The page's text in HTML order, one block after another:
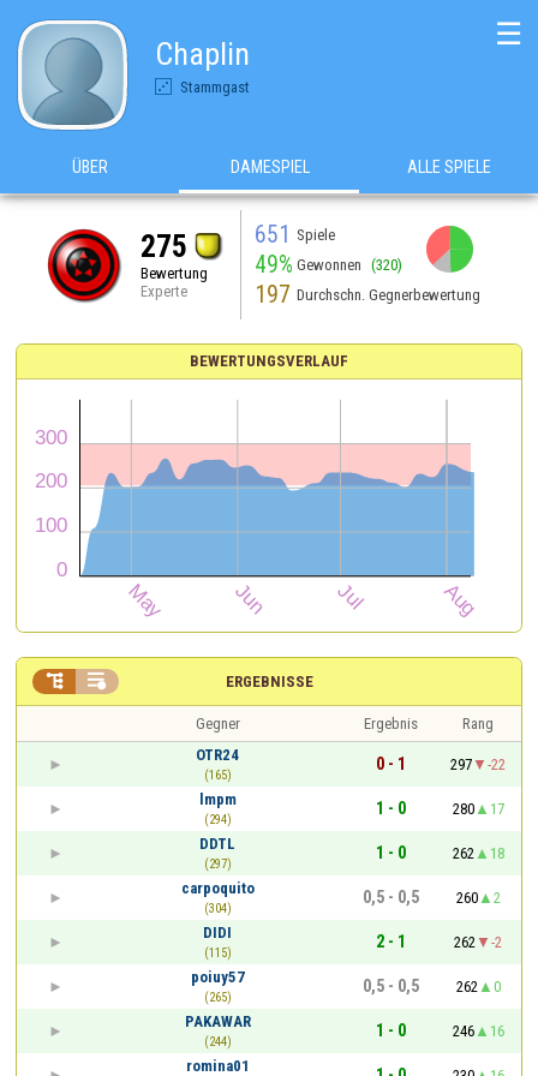
Chaplin
Stammgast
☰
ÜBER DAMESPIEL ALLE SPIELE
275
Bewertung
Experte
651 Spiele
49% Gewonnen (320)
197 Durchschn. Gegnerbewertung
BEWERTUNGSVERLAUF
ERGEBNISSE
 
Gegner Ergebnis
Rang
OTR24
(165)
0 - 1 297
-22
lmpm
(294)
1 - 0 280
17
DDTL
(297)
1 - 0 262
18
carpoquito
(304)
0,5 - 0,5 260
2
DIDI
(115)
2 - 1 262
-2
poiuy57
(265)
0,5 - 0,5 262
0
PAKAWAR
(244)
1 - 0 246
16
romina01